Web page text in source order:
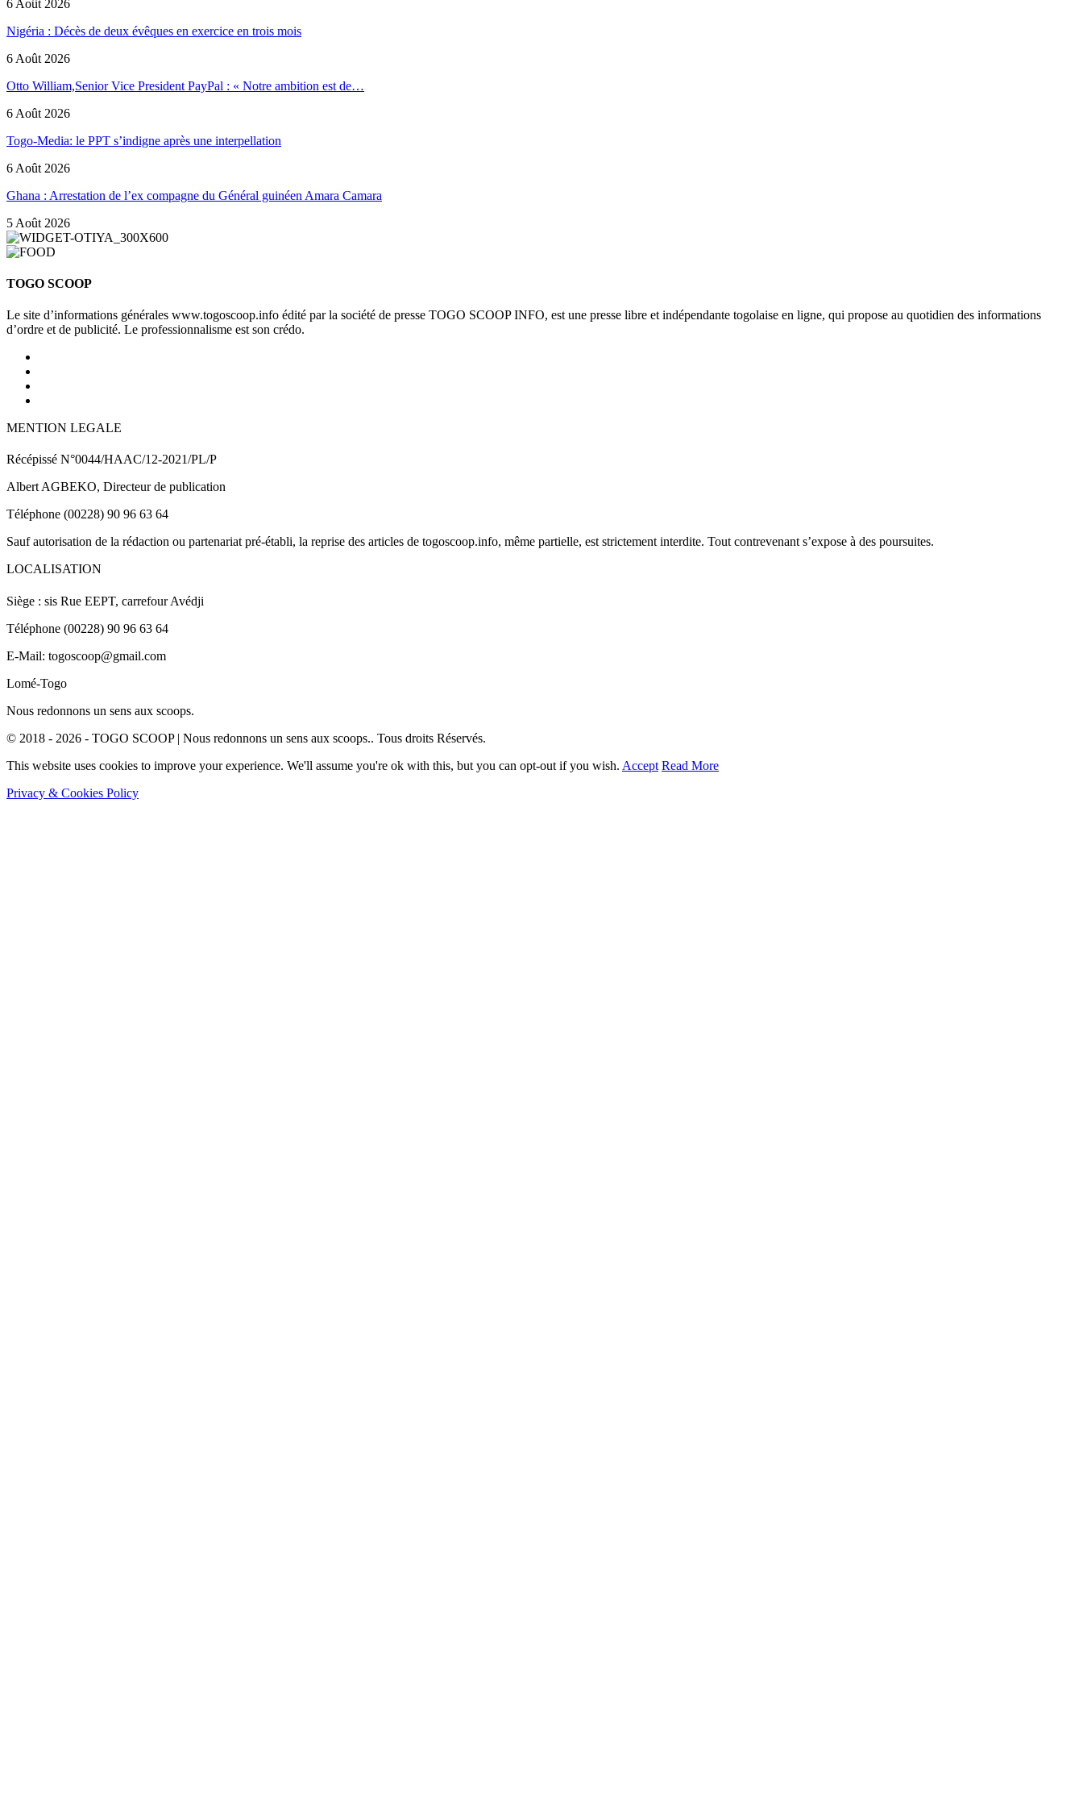
6 Août 2026
Nigéria : Décès de deux évêques en exercice en trois mois
6 Août 2026
Otto William,Senior Vice President PayPal : « Notre ambition est de…
6 Août 2026
Togo-Media: le PPT s’indigne après une interpellation
6 Août 2026
Ghana : Arrestation de l’ex compagne du Général guinéen Amara Camara
5 Août 2026
TOGO SCOOP
Le site d’informations générales www.togoscoop.info édité par la société de presse TOGO SCOOP INFO, est une presse libre et indépendante togolaise en ligne, qui propose au quotidien des informations
d’ordre et de publicité. Le professionnalisme est son crédo.
MENTION LEGALE
Récépissé N°0044/HAAC/12-2021/PL/P
Albert AGBEKO, Directeur de publication
Téléphone (00228) 90 96 63 64
Sauf autorisation de la rédaction ou partenariat pré-établi, la reprise des articles de togoscoop.info, même partielle, est strictement interdite. Tout contrevenant s’expose à des poursuites.
LOCALISATION
Siège : sis Rue EEPT, carrefour Avédji
Téléphone (00228) 90 96 63 64
E-Mail: togoscoop@gmail.com
Lomé-Togo
Nous redonnons un sens aux scoops.
© 2018 - 2026 - TOGO SCOOP | Nous redonnons un sens aux scoops.. Tous droits Réservés.
This website uses cookies to improve your experience. We'll assume you're ok with this, but you can opt-out if you wish. Accept Read More
Privacy & Cookies Policy